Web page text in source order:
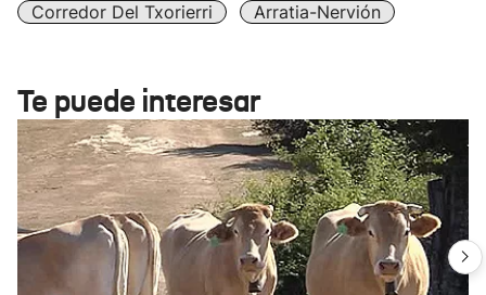
Corredor Del Txorierri
Arratia-Nervión
Te puede interesar